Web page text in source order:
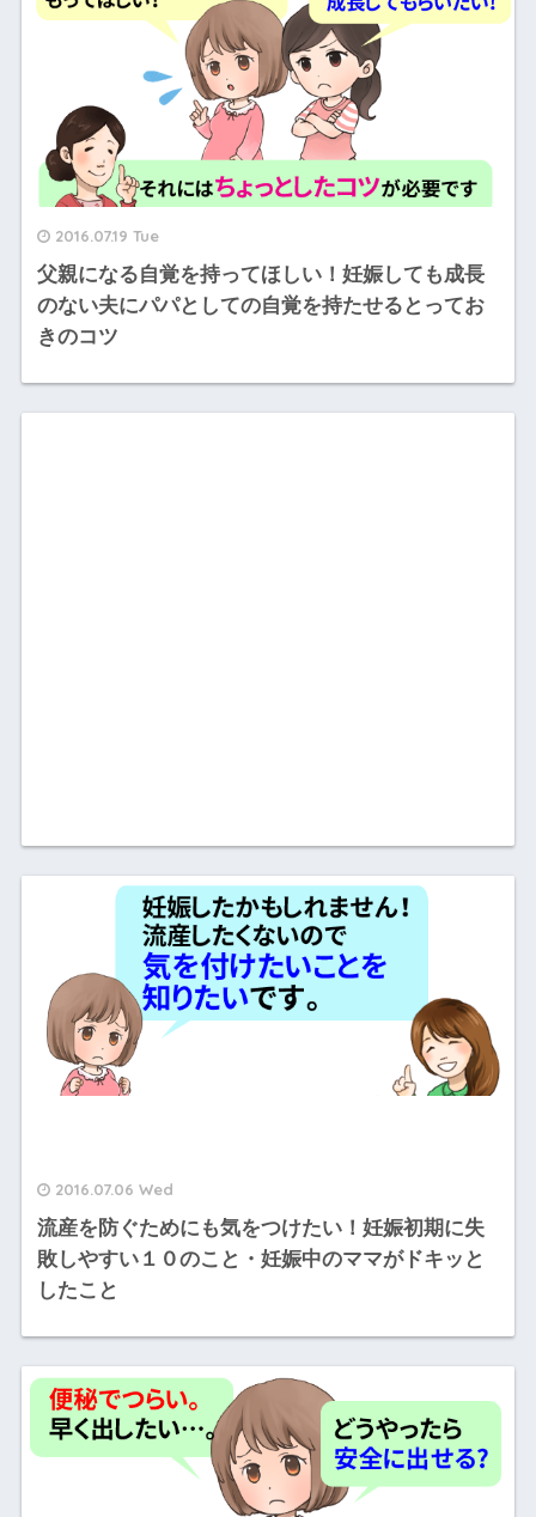
2016.07.19 Tue
父親になる自覚を持ってほしい！妊娠しても成長
のない夫にパパとしての自覚を持たせるとってお
きのコツ
2016.07.06 Wed
流産を防ぐためにも気をつけたい！妊娠初期に失
敗しやすい１０のこと・妊娠中のママがドキッと
したこと